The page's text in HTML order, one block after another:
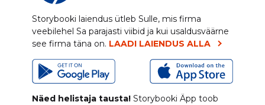
Storybooki laiendus ütleb Sulle, mis firma
veebilehel Sa parajasti viibid ja kui usaldusväärne
see firma täna on. LAADI LAIENDUS ALLA
Näed helistaja tausta! Storybooki Äpp toob